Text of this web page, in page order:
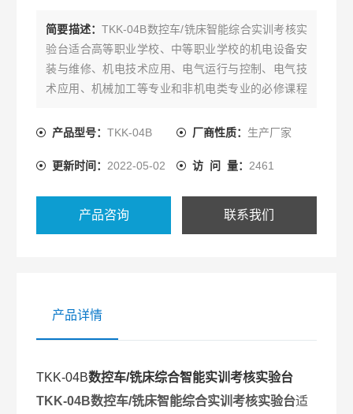
简要描述：TKK-04B数控车/铣床智能综合实训考核实
验台适合高等职业学校、中等职业学校的机电设备安
装与维修、机电技术应用、电气运行与控制、电气技
术应用、机械加工等专业和非机电类专业的必修课程
程模块、《机床电路维修》的教学与实训。
产品型号：TKK-04B 厂商性质： 生产厂家
更新时间： 2022-05-02 访 问 量： 2461
产品咨询 联系我们
产品详情
TKK-04B数控车/铣床综合智能实训考核实验台
TKK-04B数控车/铣床智能综合实训考核实验台适